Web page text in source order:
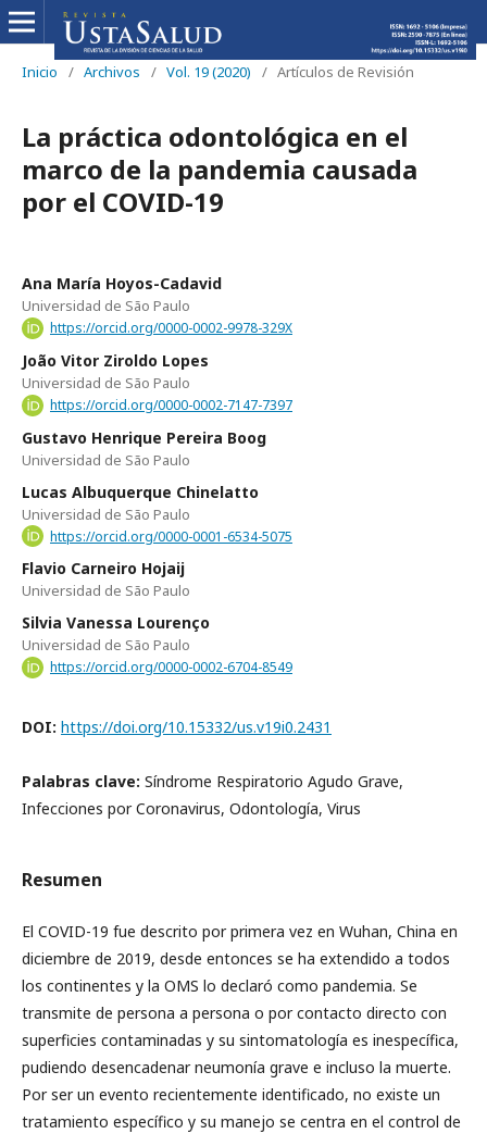
Inicio / Archivos / Vol. 19 (2020) / Artículos de Revisión
La práctica odontológica en el
marco de la pandemia causada
por el COVID-19
Ana María Hoyos-Cadavid
Universidad de São Paulo
https://orcid.org/0000-0002-9978-329X
João Vitor Ziroldo Lopes
Universidad de São Paulo
https://orcid.org/0000-0002-7147-7397
Gustavo Henrique Pereira Boog
Universidad de São Paulo
Lucas Albuquerque Chinelatto
Universidad de São Paulo
https://orcid.org/0000-0001-6534-5075
Flavio Carneiro Hojaij
Universidad de São Paulo
Silvia Vanessa Lourenço
Universidad de São Paulo
https://orcid.org/0000-0002-6704-8549
DOI: https://doi.org/10.15332/us.v19i0.2431
Palabras clave: Síndrome Respiratorio Agudo Grave,
Infecciones por Coronavirus, Odontología, Virus
Resumen
El COVID-19 fue descrito por primera vez en Wuhan, China en
diciembre de 2019, desde entonces se ha extendido a todos
los continentes y la OMS lo declaró como pandemia. Se
transmite de persona a persona o por contacto directo con
superficies contaminadas y su sintomatología es inespecífica,
pudiendo desencadenar neumonía grave e incluso la muerte.
Por ser un evento recientemente identificado, no existe un
tratamiento específico y su manejo se centra en el control de